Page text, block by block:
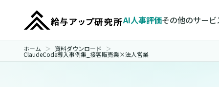
AI人事評価その他のサービ
ホーム 資料ダウンロード
ClaudeCode導入事例集_接客販売業×法人営業